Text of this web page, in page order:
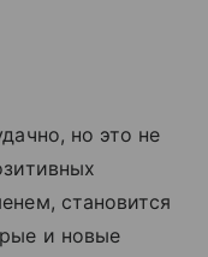
но это не
становится
и новые